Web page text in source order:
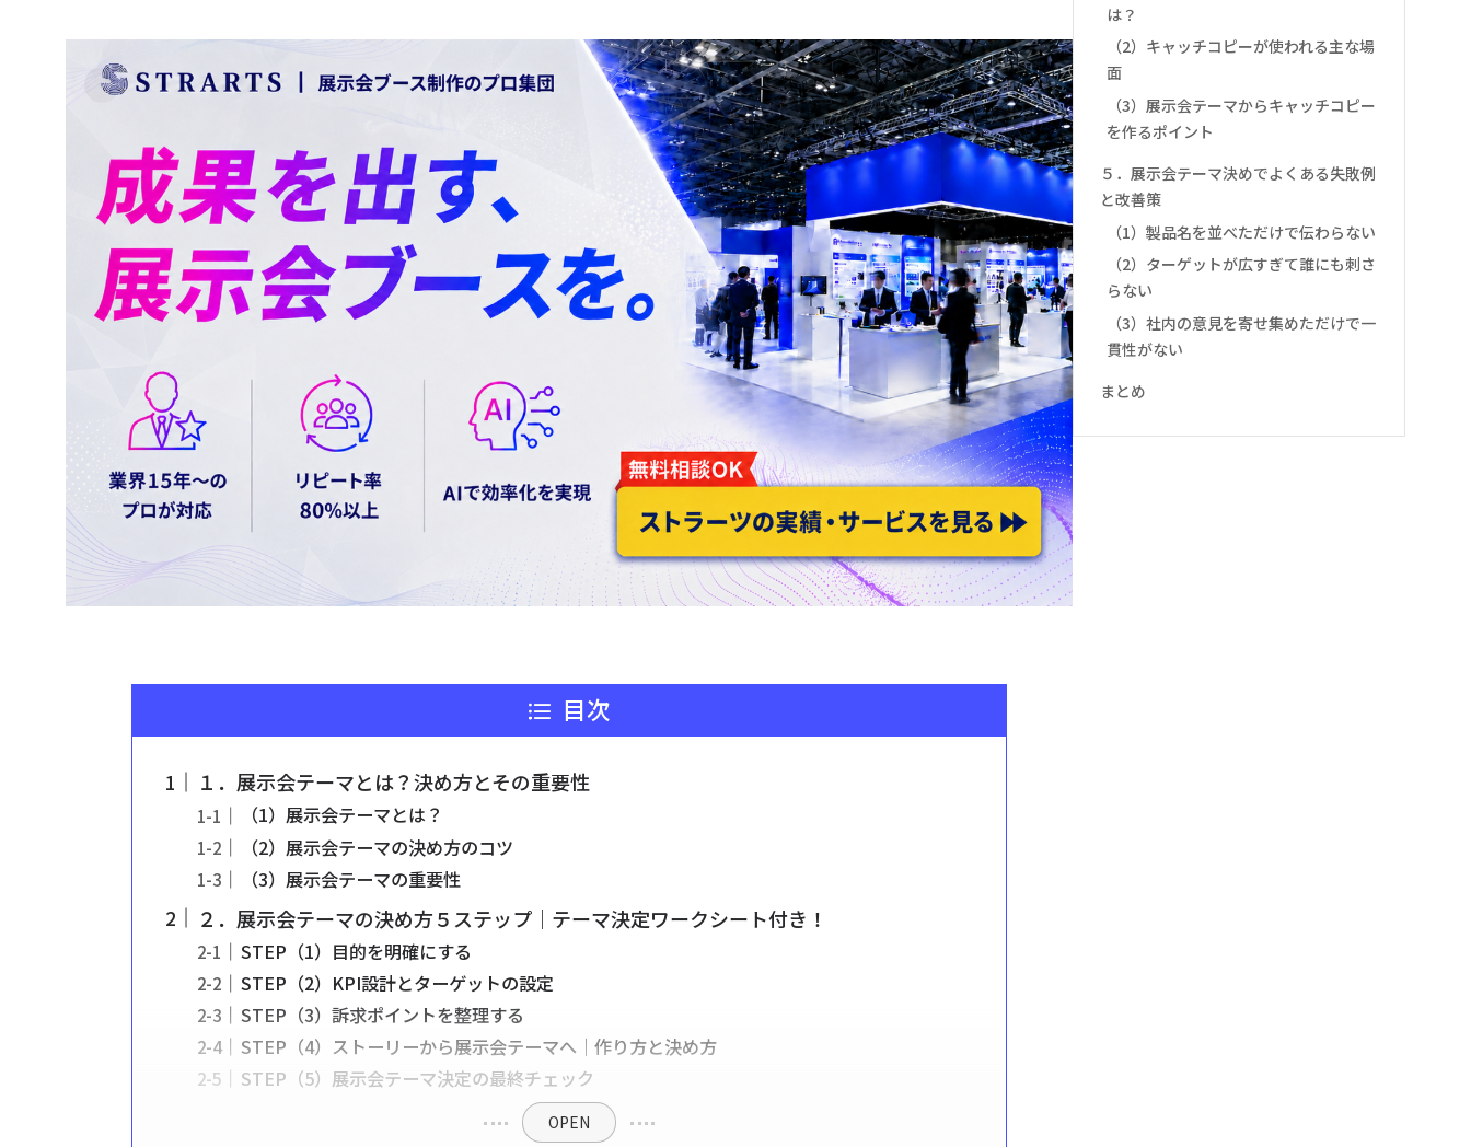
目次
１．展示会テーマとは？決め方とその重要性
（1）展示会テーマとは？
（2）展示会テーマの決め方のコツ
（3）展示会テーマの重要性
２．展示会テーマの決め方５ステップ｜テーマ決定ワークシート付き！
STEP（1）目的を明確にする
STEP（2）KPI設計とターゲットの設定
STEP（3）訴求ポイントを整理する
STEP（4）ストーリーから展示会テーマへ｜作り方と決め方
STEP（5）展示会テーマ決定の最終チェック
OPEN
は？
（2）キャッチコピーが使われる主な場
面
（3）展示会テーマからキャッチコピー
を作るポイント
５．展示会テーマ決めでよくある失敗例
と改善策
（1）製品名を並べただけで伝わらない
（2）ターゲットが広すぎて誰にも刺さ
らない
（3）社内の意見を寄せ集めただけで一
貫性がない
まとめ